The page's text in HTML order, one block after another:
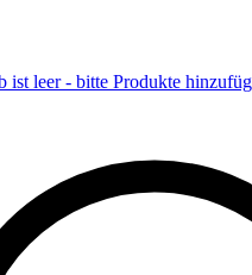
ist leer - bitte Produkte